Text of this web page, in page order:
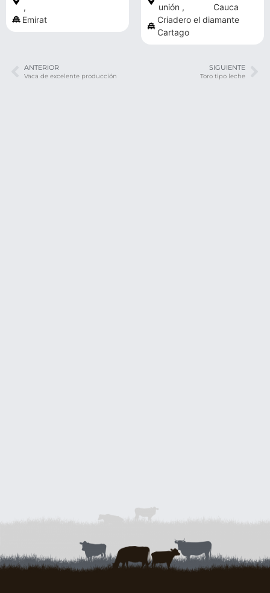
,
Emirat
unión ,
Cauca
Criadero el diamante
Cartago
ANTERIOR
Vaca de excelente producción
SIGUIENTE
Toro tipo leche